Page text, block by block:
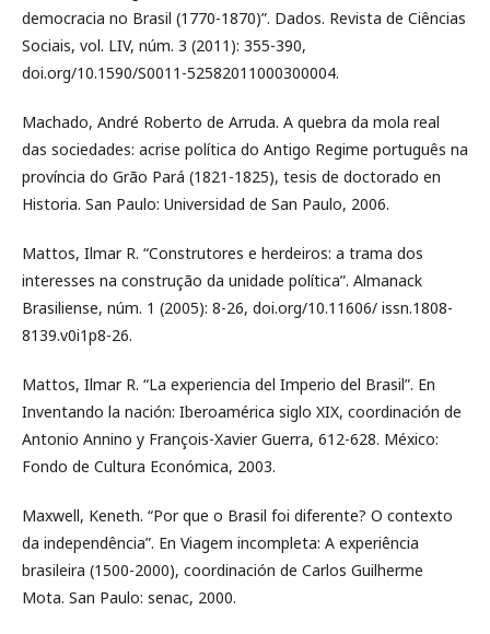
democracia no Brasil (1770-1870)”. Dados. Revista de Ciências
Sociais, vol. LIV, núm. 3 (2011): 355-390,
doi.org/10.1590/S0011-52582011000300004.
Machado, André Roberto de Arruda. A quebra da mola real
das sociedades: acrise política do Antigo Regime português na
província do Grão Pará (1821-1825), tesis de doctorado en
Historia. San Paulo: Universidad de San Paulo, 2006.
Mattos, Ilmar R. “Construtores e herdeiros: a trama dos
interesses na construção da unidade política”. Almanack
Brasiliense, núm. 1 (2005): 8-26, doi.org/10.11606/ issn.1808-
8139.v0i1p8-26.
Mattos, Ilmar R. “La experiencia del Imperio del Brasil”. En
Inventando la nación: Iberoamérica siglo XIX, coordinación de
Antonio Annino y François-Xavier Guerra, 612-628. México:
Fondo de Cultura Económica, 2003.
Maxwell, Keneth. “Por que o Brasil foi diferente? O contexto
da independência”. En Viagem incompleta: A experiência
brasileira (1500-2000), coordinación de Carlos Guilherme
Mota. San Paulo: senac, 2000.